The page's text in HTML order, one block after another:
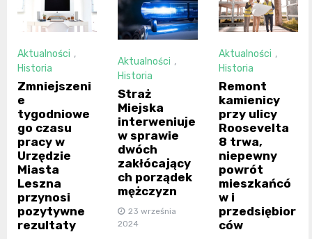
Aktualności ,
Historia
Zmniejszeni
e
tygodniowe
go czasu
pracy w
Urzędzie
Miasta
Leszna
przynosi
pozytywne
rezultaty
Aktualności ,
Historia
Straż
Miejska
interweniuje
w sprawie
dwóch
zakłócający
ch porządek
mężczyzn
23 września
2024
Aktualności ,
Historia
Remont
kamienicy
przy ulicy
Roosevelta
8 trwa,
niepewny
powrót
mieszkańcó
w i
przedsiębior
ców